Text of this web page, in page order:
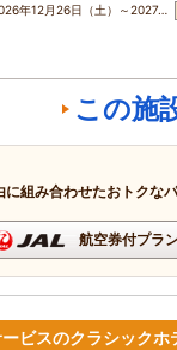
年12月26日（土）～2027…
この施
に組み合わせたおトクな
航空券付プラ
ビスのクラシックホ